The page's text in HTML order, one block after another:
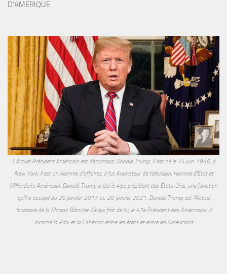
D'AMERIQUE
L'Actuel Président Américain est désormais, Donald Trump. Il est né le 14 juin 1946, à
New York, il est un homme d'affaires, il fut Animateur de télévision, Homme d'État et
Milliardaire Américain. Donald Trump a été le 45e président des États-Unis, une fonction
qu'il a occupé du 20 janvier 2017 au 20 janvier 2021. Donald Trump est l'Actuel
locataire de la Maison Blanche. Ce qui fait de lui, le 47e Président des Américains. Il
incarne la Paix et la Cohésion entre les états et entre les Américains